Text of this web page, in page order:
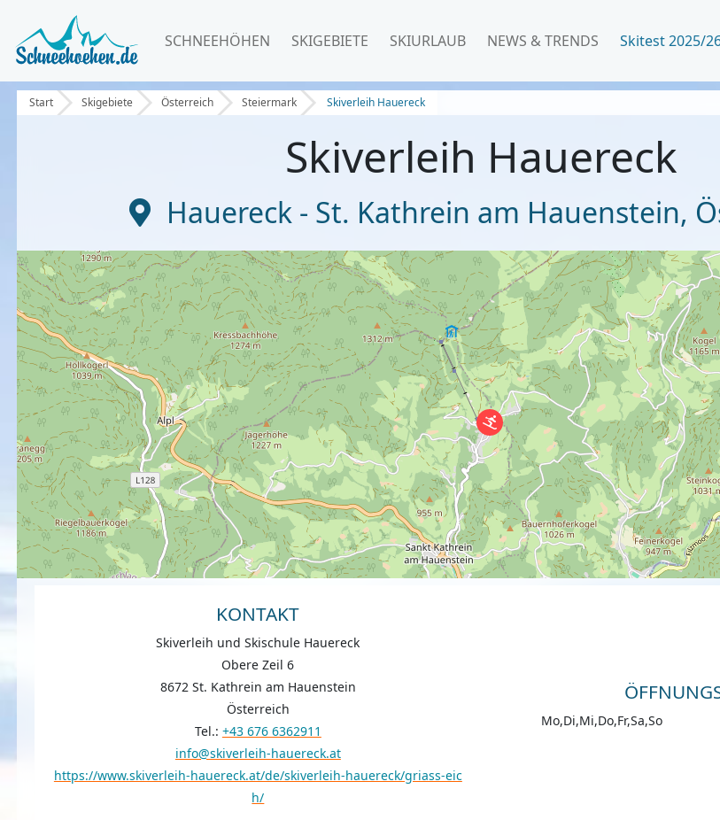
SCHNEEHÖHEN SKIGEBIETE SKIURLAUB NEWS & TRENDS Skitest 2025/
Start Skigebiete Österreich Steiermark Skiverleih Hauereck
Skiverleih Hauereck
Hauereck - St. Kathrein am Hauenstein,
KONTAKT
Skiverleih und Skischule Hauereck
Obere Zeil 6
8672 St. Kathrein am Hauenstein
Österreich
Tel.: +43 676 6362911
info@skiverleih-hauereck.at
https://www.skiverleih-hauereck.at/de/skiverleih-hauereck/griass-eic
h/
Mo,Di,Mi,Do,Fr,Sa,So